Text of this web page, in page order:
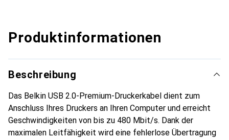
Produktinformationen
Beschreibung
Das Belkin USB 2.0-Premium-Druckerkabel dient zum
Anschluss Ihres Druckers an Ihren Computer und erreicht
Geschwindigkeiten von bis zu 480 Mbit/s. Dank der
maximalen Leitfähigkeit wird eine fehlerlose Übertragung